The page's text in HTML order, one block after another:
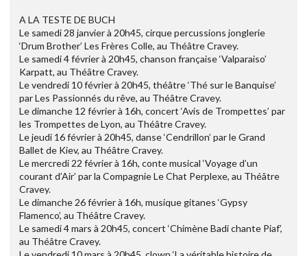
A LA TESTE DE BUCH
Le samedi 28 janvier à 20h45, cirque percussions jonglerie
‘Drum Brother’ Les Frères Colle, au Théâtre Cravey.
Le samedi 4 février à 20h45, chanson française ‘Valparaiso’
Karpatt, au Théâtre Cravey.
Le vendredi 10 février à 20h45, théâtre ‘Thé sur le Banquise’
par Les Passionnés du rêve, au Théâtre Cravey.
Le dimanche 12 février à 16h, concert ‘Avis de Trompettes’ par
les Trompettes de Lyon, au Théâtre Cravey.
Le jeudi 16 février à 20h45, danse ‘Cendrillon’ par le Grand
Ballet de Kiev, au Théâtre Cravey.
Le mercredi 22 février à 16h, conte musical ‘Voyage d’un
courant d’Air’ par la Compagnie Le Chat Perplexe, au Théâtre
Cravey.
Le dimanche 26 février à 16h, musique gitanes ‘Gypsy
Flamenco’, au Théâtre Cravey.
Le samedi 4 mars à 20h45, concert ‘Chimène Badi chante Piaf’,
au Théâtre Cravey.